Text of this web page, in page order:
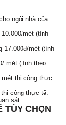
ngôi nhà của
mét (tính
17.000đ/mét (tính
mét (tính theo
mét thi công thực
công thực tế.
sát.
TÙY CHỌN